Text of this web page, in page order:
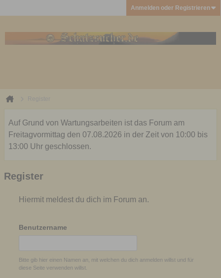
Anmelden oder Registrieren
Auf Grund von Wartungsarbeiten ist das Forum am
Freitagvormittag den 07.08.2026 in der Zeit von 10:00 bis
13:00 Uhr geschlossen.
Register
Hiermit meldest du dich im Forum an.
Benutzername
Bitte gib hier einen Namen an, mit welchen du dich anmelden willst und für
diese Seite verwenden willst.